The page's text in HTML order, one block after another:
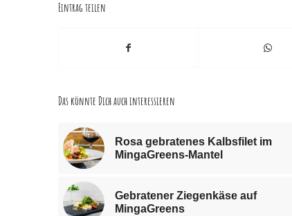
Eintrag teilen
Das könnte Dich auch interessieren
Rosa gebratenes Kalbsfilet im
MingaGreens-Mantel
Gebratener Ziegenkäse auf
MingaGreens